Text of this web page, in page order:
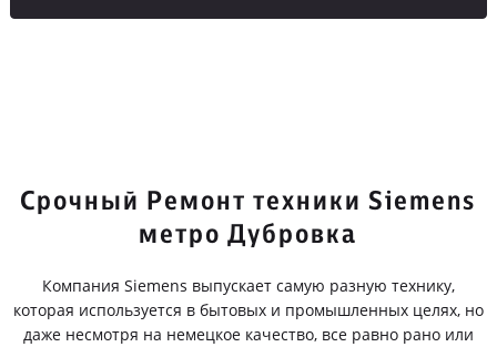
Срочный Ремонт техники Siemens
метро Дубровка
Компания Siemens выпускает самую разную технику,
которая используется в бытовых и промышленных целях, но
даже несмотря на немецкое качество, все равно рано или